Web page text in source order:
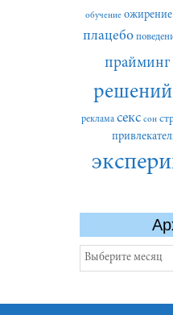
обучение ожирение
плацебо
прайминг
решений
реклама секс сон
Архивы